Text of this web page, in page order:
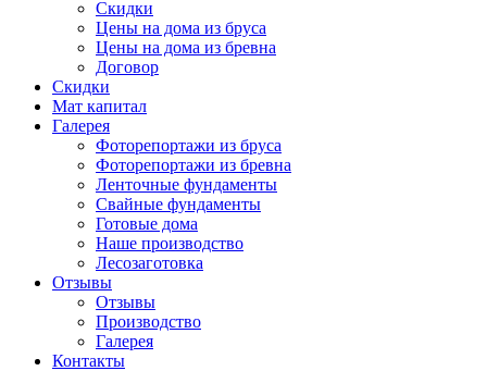
Скидки
Цены на дома из бруса
Цены на дома из бревна
Договор
Скидки
Мат капитал
Галерея
Фоторепортажи из бруса
Фоторепортажи из бревна
Ленточные фундаменты
Свайные фундаменты
Готовые дома
Наше производство
Лесозаготовка
Отзывы
Отзывы
Производство
Галерея
Контакты